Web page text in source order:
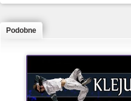
Podobne